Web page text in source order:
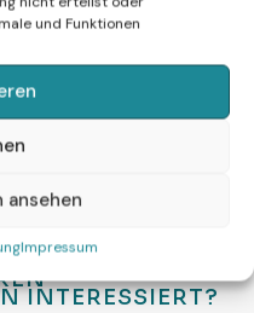
und Funktionen
ansehen
Impressum
INTERESSIERT?